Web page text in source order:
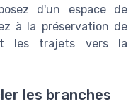
d'un espace de
à la préservation de
les trajets vers la
les branches